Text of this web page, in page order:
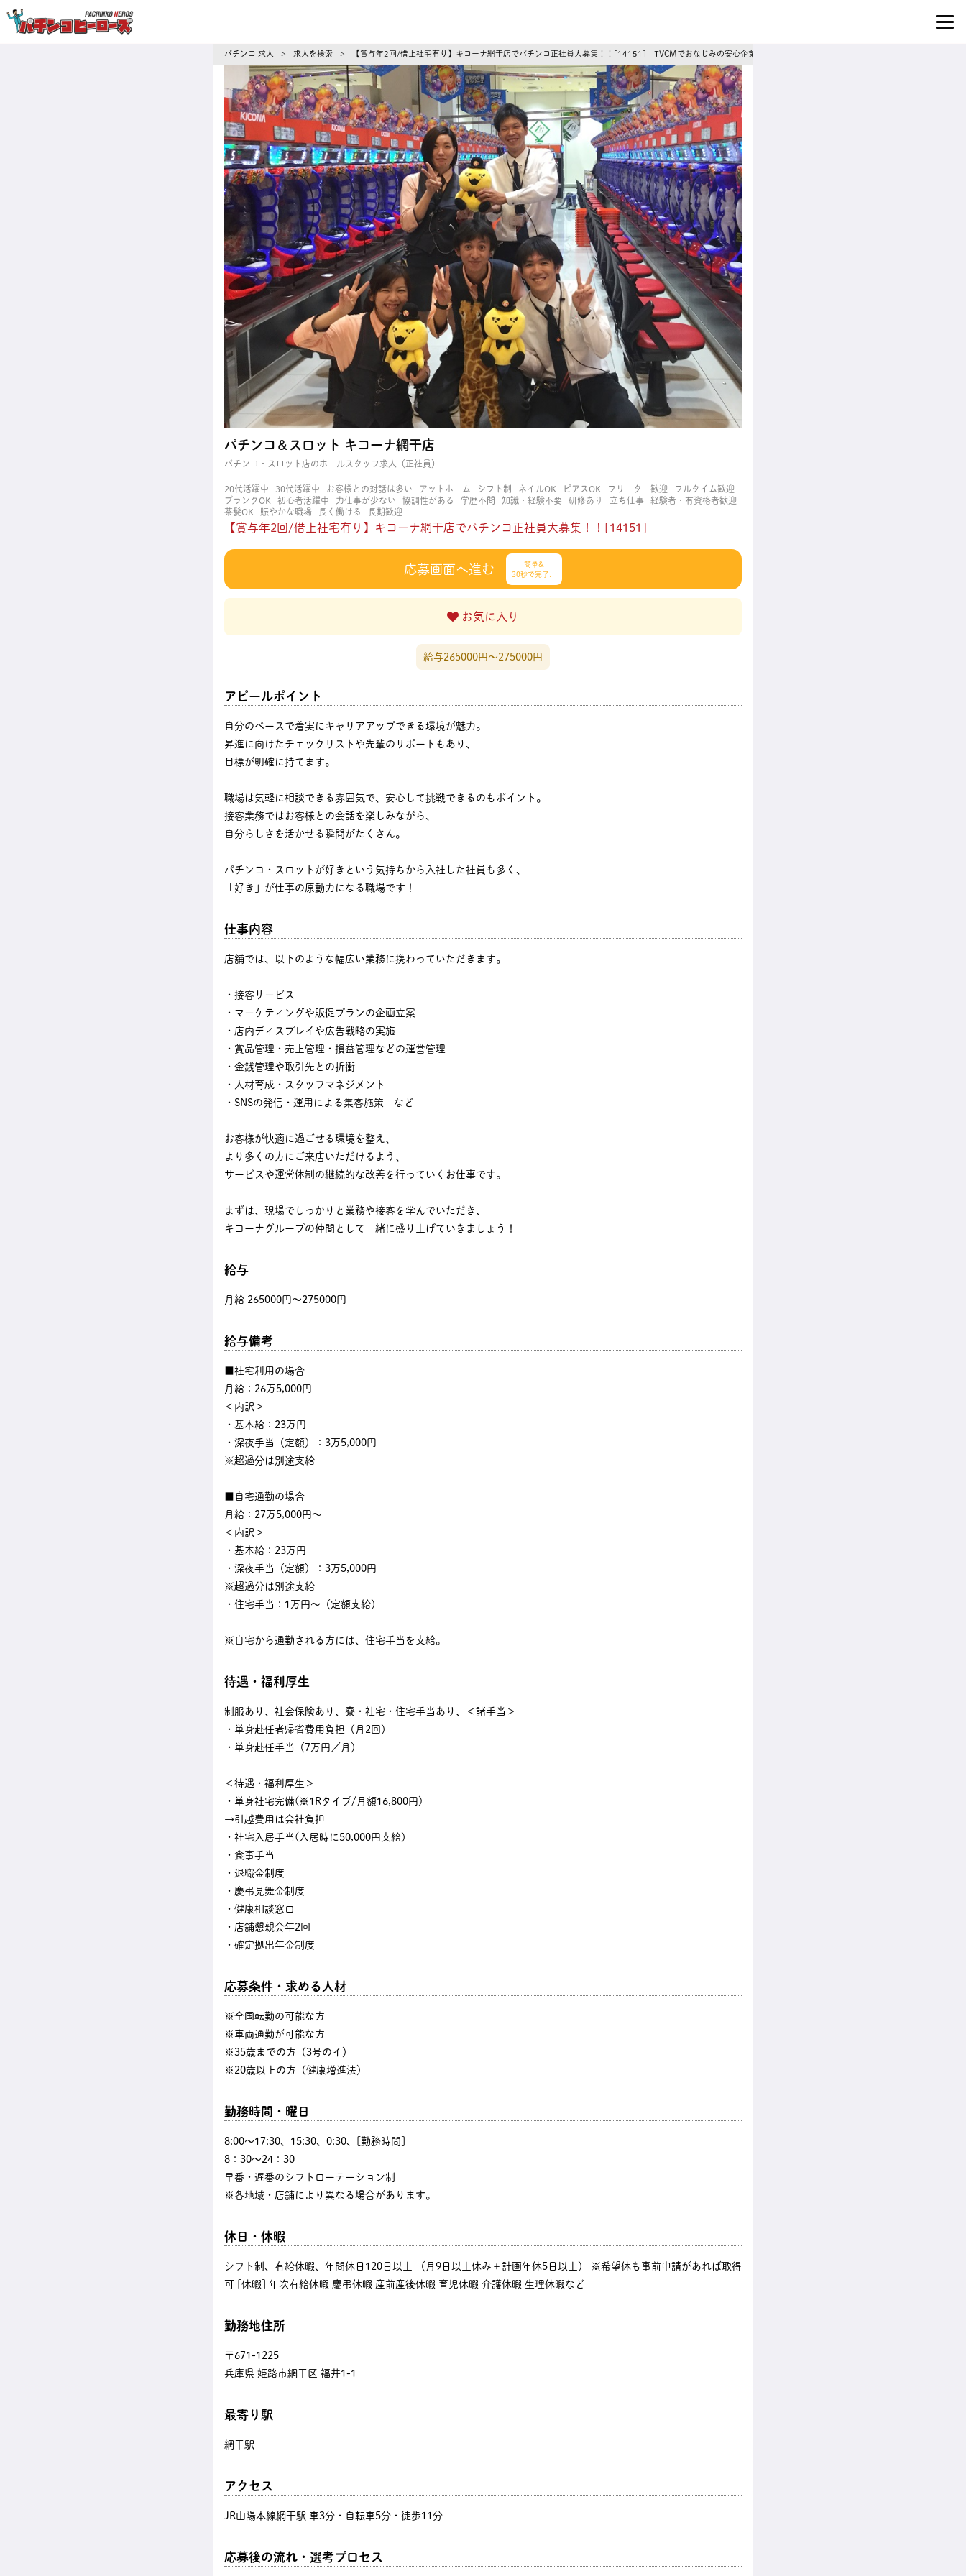
パチンコ 求人 > 求人を検索 > 【賞与年2回/借上社宅有り】キコーナ網干店でパチンコ正社員大募集！！[14151]｜TVCMでおなじみの安心企業◎賞与年2回＆あなたの成長を全力サポート！パチンコホ
パチンコ＆スロット キコーナ網干店
パチンコ・スロット店のホールスタッフ求人（正社員）
20代活躍中 30代活躍中 お客様との対話は多い アットホーム シフト制 ネイルOK ピアスOK フリーター歓迎
フルタイム歓迎
ブランクOK
初心者活躍中 力仕事が少ない 協調性がある 学歴不問 知識・経験不要 研修あり 立ち仕事
経験者・有資格者歓迎
茶髪OK
賑やかな職場 長く働ける 長期歓迎
【賞与年2回/借上社宅有り】キコーナ網干店でパチンコ正社員大募集！！[14151]
応募画面へ進む
簡単&
30秒で完了♩
お気に入り
給与265000円〜275000円
アピールポイント
自分のペースで着実にキャリアアップできる環境が魅力。
昇進に向けたチェックリストや先輩のサポートもあり、
目標が明確に持てます。
職場は気軽に相談できる雰囲気で、安心して挑戦できるのもポイント。
接客業務ではお客様との会話を楽しみながら、
自分らしさを活かせる瞬間がたくさん。
パチンコ・スロットが好きという気持ちから入社した社員も多く、
「好き」が仕事の原動力になる職場です！
仕事内容
店舗では、以下のような幅広い業務に携わっていただきます。
・接客サービス
・マーケティングや販促プランの企画立案
・店内ディスプレイや広告戦略の実施
・賞品管理・売上管理・損益管理などの運営管理
・金銭管理や取引先との折衝
・人材育成・スタッフマネジメント
・SNSの発信・運用による集客施策 など
お客様が快適に過ごせる環境を整え、
より多くの方にご来店いただけるよう、
サービスや運営体制の継続的な改善を行っていくお仕事です。
まずは、現場でしっかりと業務や接客を学んでいただき、
キコーナグループの仲間として一緒に盛り上げていきましょう！
給与
月給 265000円〜275000円
給与備考
■社宅利用の場合
月給：26万5,000円
＜内訳＞
・基本給：23万円
・深夜手当（定額）：3万5,000円
※超過分は別途支給
■自宅通勤の場合
月給：27万5,000円～
＜内訳＞
・基本給：23万円
・深夜手当（定額）：3万5,000円
※超過分は別途支給
・住宅手当：1万円～（定額支給）
※自宅から通勤される方には、住宅手当を支給。
待遇・福利厚生
制服あり、社会保険あり、寮・社宅・住宅手当あり、＜諸手当＞
・単身赴任者帰省費用負担（月2回）
・単身赴任手当（7万円／月）
＜待遇・福利厚生＞
・単身社宅完備(※1Rタイプ/月額16,800円)
→引越費用は会社負担
・社宅入居手当(入居時に50,000円支給）
・食事手当
・退職金制度
・慶弔見舞金制度
・健康相談窓口
・店舗懇親会年2回
・確定拠出年金制度
応募条件・求める人材
※全国転勤の可能な方
※車両通勤が可能な方
※35歳までの方（3号のイ）
※20歳以上の方（健康増進法）
勤務時間・曜日
8:00〜17:30、15:30、0:30、[勤務時間]
8：30～24：30
早番・遅番のシフトローテーション制
※各地域・店舗により異なる場合があります。
休日・休暇
シフト制、有給休暇、年間休日120日以上 （月9日以上休み＋計画年休5日以上） ※希望休も事前申請があれば取得
可 [休暇] 年次有給休暇 慶弔休暇 産前産後休暇 育児休暇 介護休暇 生理休暇など
勤務地住所
〒671-1225
兵庫県 姫路市網干区 福井1-1
最寄り駅
網干駅
アクセス
JR山陽本線網干駅 車3分・自転車5分・徒歩11分
応募後の流れ・選考プロセス